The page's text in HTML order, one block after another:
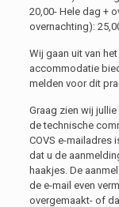
20,00- Hele dag +
overnachting):
Wij gaan uit van
accommodatie
melden voor dit
Graag zien wij
de technische
COVS e-mailadres
dat u de
haakjes. De
de e-mail even
overgemaakt- of